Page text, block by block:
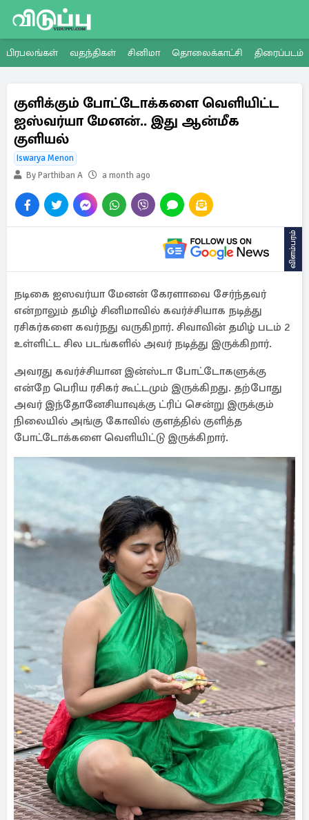
பிரபலங்கள் வதந்திகள் சினிமா தொலைக்காட்சி திரைப்படம்
குளிக்கும் போட்டோக்களை வெளியிட்ட
ஐஸ்வர்யா மேனன்.. இது ஆன்மீக
குளியல்
Iswarya Menon
By Parthiban A
a month ago
விளம்பரம்
நடிகை ஐஸவர்யா மேனன் கேரளாவை சேர்ந்தவர்
என்றாலும் தமிழ் சினிமாவில் கவர்ச்சியாக நடித்து
ரசிகர்களை கவர்நது வருகிறார். சிவாவின் தமிழ் படம் 2
உள்ளிட்ட சில படங்களில் அவர் நடித்து இருக்கிறார்.
அவரது கவர்ச்சியான இன்ஸ்டா போட்டோகளுக்கு
என்றே பெரிய ரசிகர் கூட்டமும் இருக்கிறது. தற்போது
அவர் இந்தோனேசியாவுக்கு ட்ரிப் சென்று இருக்கும்
நிலையில் அங்கு கோவில் குளத்தில் குளித்த
போட்டோக்களை வெளியிட்டு இருக்கிறார்.